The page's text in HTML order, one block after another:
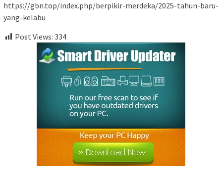
https://gbn.top/index.php/berpikir-merdeka/2025-tahun-baru-
yang-kelabu
Post Views: 334